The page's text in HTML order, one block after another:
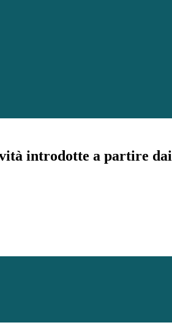
introdotte a partire dai